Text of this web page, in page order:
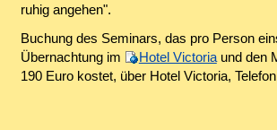
ruhig angehen".
Buchung des Seminars, das pro Person
Übernachtung im
Hotel Victoriaund den
190 Euro kostet, über Hotel Victoria,